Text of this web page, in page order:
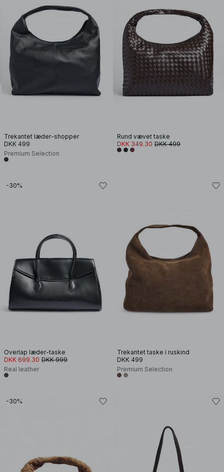
Trekantet læder-shopper
DKK 499
Premium Selection
Rund vævet taske
DKK 349.30 DKK 499
-30%
Overlap læder-taske
DKK 699.30 DKK 999
Real leather
Trekantet taske i ruskind
DKK 499
Premium Selection
-30%